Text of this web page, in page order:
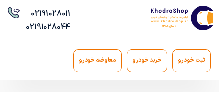
02191028011
02191028044
ثبت خودرو خرید خودرو معاوضه خودرو